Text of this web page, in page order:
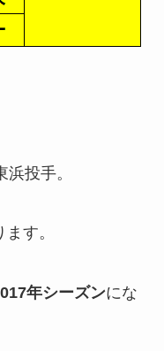
投手。
す。
年シーズンにな